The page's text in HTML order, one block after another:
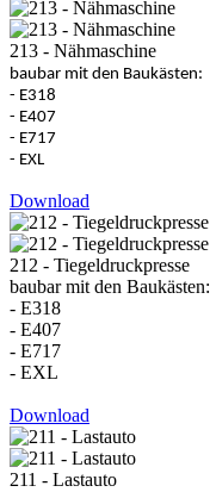
213 - Nähmaschine
baubar mit den Baukästen:
- E318
- E407
- E717
- EXL
Download
212 - Tiegeldruckpresse
baubar mit den Baukästen:
- E318
- E407
- E717
- EXL
Download
211 - Lastauto